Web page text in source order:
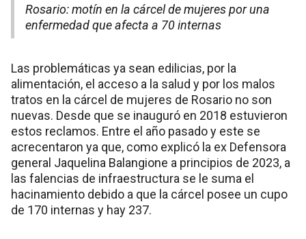
Rosario: motín en la cárcel de mujeres por una
enfermedad que afecta a 70 internas
Las problemáticas ya sean edilicias, por la
alimentación, el acceso a la salud y por los malos
tratos en la cárcel de mujeres de Rosario no son
nuevas. Desde que se inauguró en 2018 estuvieron
estos reclamos. Entre el año pasado y este se
acrecentaron ya que, como explicó la ex Defensora
general Jaquelina Balangione a principios de 2023, a
las falencias de infraestructura se le suma el
hacinamiento debido a que la cárcel posee un cupo
de 170 internas y hay 237.